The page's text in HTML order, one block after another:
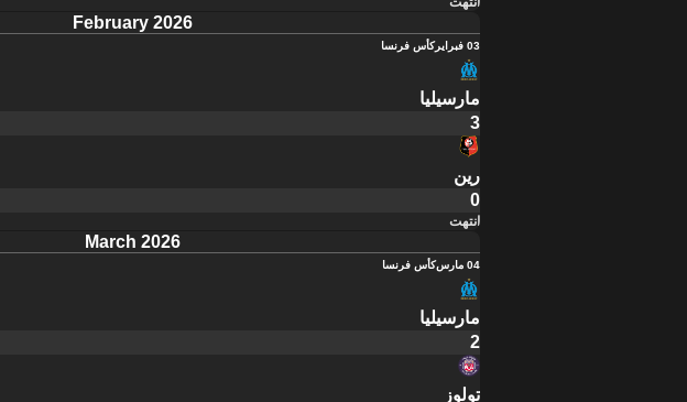
February 2026
03 فبراير كأس فرنسا
مارسيليا
3
رين
0
انتهت
March 2026
04 مارس كأس فرنسا
مارسيليا
2
تولوز